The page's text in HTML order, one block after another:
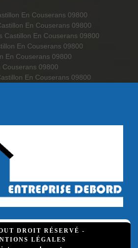
En Couserans 09800
En Couserans 09800
Castillon En Couserans 09800
En Couserans 09800
En Couserans 09800
Couserans 09800
En Couserans 09800
DROIT RÉSERVÉ -
LÉGALES